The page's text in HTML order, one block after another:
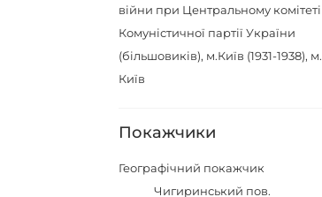
війни при Центральному комітеті
Комуністичної партії України
(більшовиків), м.Київ (1931-1938), м.
Київ
Покажчики
Географічний покажчик
Чигиринський пов.